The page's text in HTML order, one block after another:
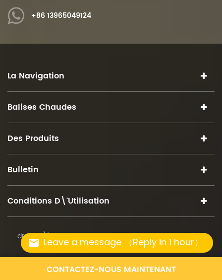
Leave a message （Reply in 1 hour）
+86 13965049124
La Navigation
Balises Chaudes
Des Produits
Bulletin
Conditions D\'utilisation
droits d\'auteur © 2026 iSuoChem.tous droits réservés.
CONTACTEZ-NOUS MAINTENANT